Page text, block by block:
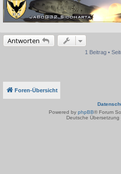
Antworten
1 Beitrag •
Foren-Übersicht
Powered by phpBB® Forum
Deutsche Übersetzung